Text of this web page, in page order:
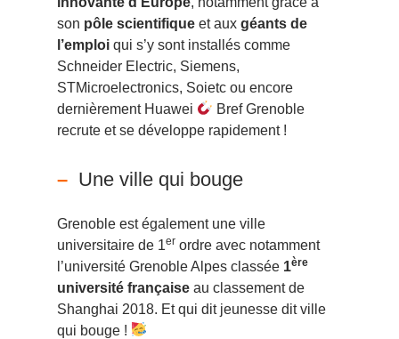
son pôle scientifique et aux géants de
l’emploi qui s’y sont installés comme
Schneider Electric, Siemens,
STMicroelectronics, Soietc ou encore
dernièrement Huawei
Bref Grenoble
recrute et se développe rapidement !
Une ville qui bouge
Grenoble est également une ville
universitaire de 1er ordre avec notamment
l’université Grenoble Alpes classée 1ère
université française au classement de
Shanghai 2018. Et qui dit jeunesse dit ville
qui bouge !